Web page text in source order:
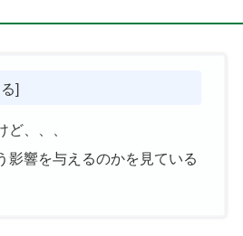
、、、
影響を与えるのかを見ている